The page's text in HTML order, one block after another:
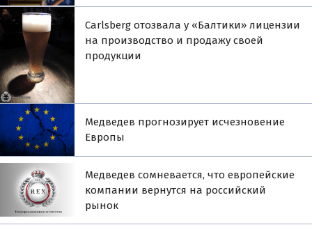
Carlsberg отозвала у «Балтики» лицензии
на производство и продажу своей
продукции
Медведев прогнозирует исчезновение
Европы
Медведев сомневается, что европейские
компании вернутся на российский
рынок